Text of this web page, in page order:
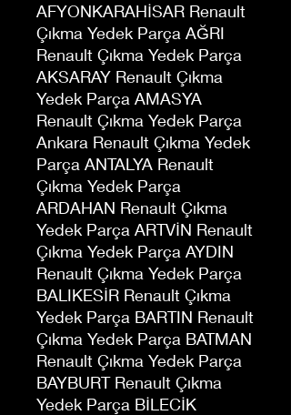
AFYONKARAHİSAR Renault
Çıkma Yedek Parça AĞRI
Renault Çıkma Yedek Parça
AKSARAY Renault Çıkma
Yedek Parça AMASYA
Renault Çıkma Yedek Parça
Ankara Renault Çıkma Yedek
Parça ANTALYA Renault
Çıkma Yedek Parça
ARDAHAN Renault Çıkma
Yedek Parça ARTVİN Renault
Çıkma Yedek Parça AYDIN
Renault Çıkma Yedek Parça
BALIKESİR Renault Çıkma
Yedek Parça BARTIN Renault
Çıkma Yedek Parça BATMAN
Renault Çıkma Yedek Parça
BAYBURT Renault Çıkma
Yedek Parça BİLECİK